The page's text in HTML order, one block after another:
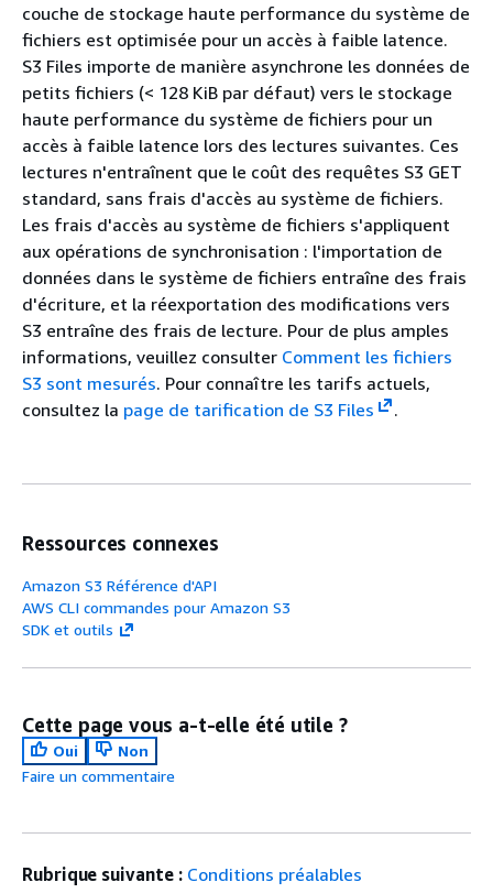
couche de stockage haute performance du système de
fichiers est optimisée pour un accès à faible latence.
S3 Files importe de manière asynchrone les données de
petits fichiers (< 128 KiB par défaut) vers le stockage
haute performance du système de fichiers pour un
accès à faible latence lors des lectures suivantes. Ces
lectures n'entraînent que le coût des requêtes S3 GET
standard, sans frais d'accès au système de fichiers.
Les frais d'accès au système de fichiers s'appliquent
aux opérations de synchronisation : l'importation de
données dans le système de fichiers entraîne des frais
d'écriture, et la réexportation des modifications vers
S3 entraîne des frais de lecture. Pour de plus amples
informations, veuillez consulter Comment les fichiers
S3 sont mesurés. Pour connaître les tarifs actuels,
consultez la page de tarification de S3 Files .
Ressources connexes
Amazon S3 Référence d'API
AWS CLI commandes pour Amazon S3
SDK et outils
Cette page vous a-t-elle été utile ?
Oui
Non
Faire un commentaire
Rubrique suivante : Conditions préalables